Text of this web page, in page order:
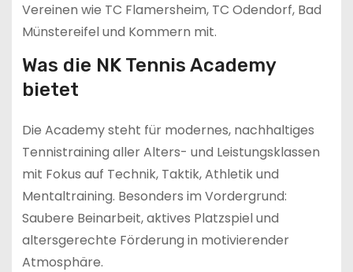
Vereinen wie TC Flamersheim, TC Odendorf, Bad
Münstereifel und Kommern mit.
Was die NK Tennis Academy
bietet
Die Academy steht für modernes, nachhaltiges
Tennistraining aller Alters- und Leistungsklassen
mit Fokus auf Technik, Taktik, Athletik und
Mentaltraining. Besonders im Vordergrund:
Saubere Beinarbeit, aktives Platzspiel und
altersgerechte Förderung in motivierender
Atmosphäre.